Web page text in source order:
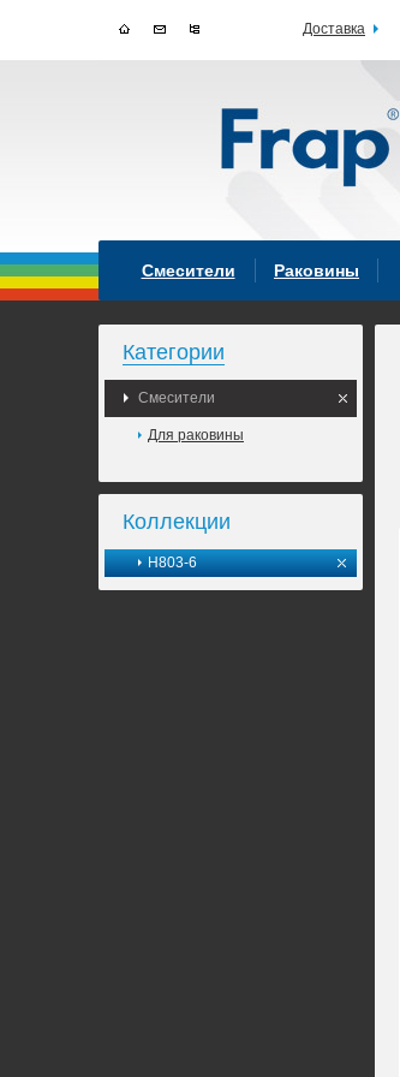
Смесители Раковины
Категории
Смесители
Для раковины
Коллекции
H803-6
Доставка